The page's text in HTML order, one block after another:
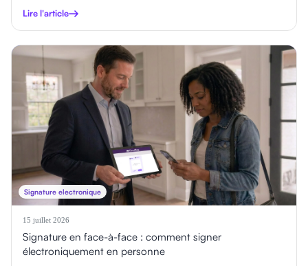
Lire l'article
Signature electronique
15 juillet 2026
Signature en face-à-face : comment signer
électroniquement en personne